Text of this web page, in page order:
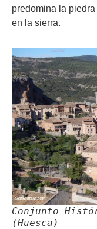
predomina la
en la sierra.
Conjunto
(Huesca)